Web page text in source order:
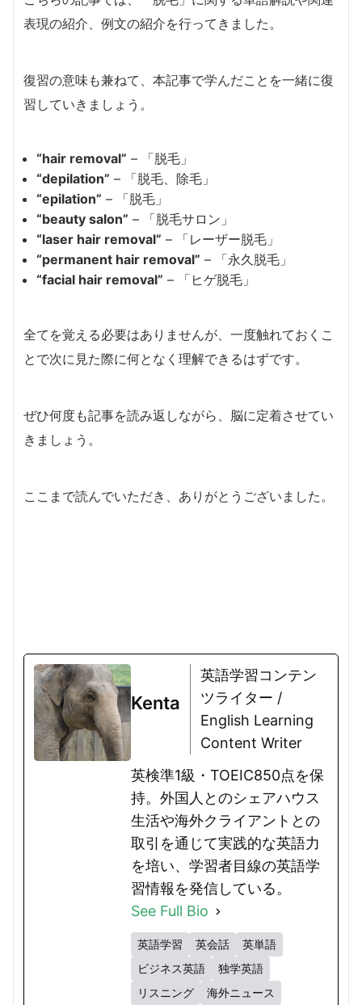
表現の紹介、例文の紹介を行ってきました。
復習の意味も兼ねて、本記事で学んだことを一緒に復
習していきましょう。
“hair removal” – 「脱毛」
“depilation” – 「脱毛、除毛」
“epilation” – 「脱毛」
“beauty salon” – 「脱毛サロン」
“laser hair removal” – 「レーザー脱毛」
“permanent hair removal” – 「永久脱毛」
“facial hair removal” – 「ヒゲ脱毛」
全てを覚える必要はありませんが、一度触れておくこ
とで次に見た際に何となく理解できるはずです。
ぜひ何度も記事を読み返しながら、脳に定着させてい
きましょう。
ここまで読んでいただき、ありがとうございました。
Kenta
英語学習コンテン
ツライター /
English Learning
Content Writer
英検準1級・TOEIC850点を保
持。外国人とのシェアハウス
生活や海外クライアントとの
取引を通じて実践的な英語力
を培い、学習者目線の英語学
習情報を発信している。
See Full Bio
英語学習 英会話
英単語
ビジネス英語
独学英語
リスニング
海外ニュース